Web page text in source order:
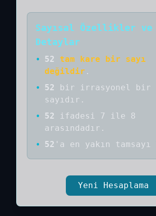
Sayısal Özellikler ve
Detaylar
• 52
tam kare bir sayı
değildir .
•
52 bir
irrasyonel bir
sayıdır .
•
52
ifadesi 7 ile 8
arasındadır.
•
52 'a en yakın tamsayı
Yeni Hesaplama